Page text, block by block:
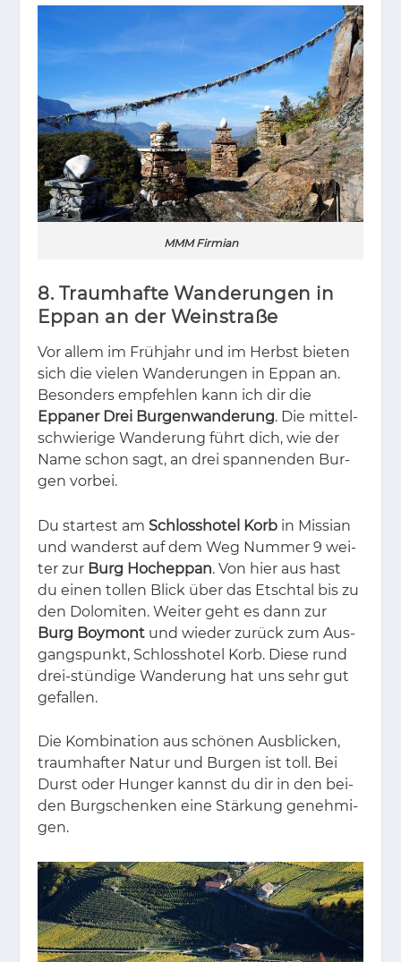
MMM Firmian
8. Traumhafte Wanderungen in
Eppan an der Weinstraße
Vor al­lem im Früh­jahr und im Herbst bie­ten
sich die vie­len Wan­de­run­gen in Eppan an.
Be­son­ders emp­feh­len kann ich dir die
Eppaner Drei Burgenwanderung. Die mit­tel-
schwie­ri­ge Wan­de­rung führt dich, wie der
Name schon sagt, an drei span­nen­den Bur­
gen vor­bei.
Du star­test am Schlosshotel Korb in Mis­si­an
und wan­derst auf dem Weg Num­mer 9 wei­
ter zur Burg Hocheppan. Von hier aus hast
du ei­nen tol­len Blick über das Etsch­tal bis zu
den Do­lo­mi­ten. Wei­ter geht es dann zur
Burg Boymont und wie­der zu­rück zum Aus­
gangs­punkt, Schloss­ho­tel Korb. Die­se rund
drei-stün­di­ge Wan­de­rung hat uns sehr gut
ge­fal­len.
Die Kom­bi­na­ti­on aus schö­nen Aus­bli­cken,
traum­haf­ter Na­tur und Bur­gen ist toll. Bei
Durst oder Hun­ger kannst du dir in den bei­
den Burg­schen­ken eine Stär­kung ge­neh­mi­
gen.